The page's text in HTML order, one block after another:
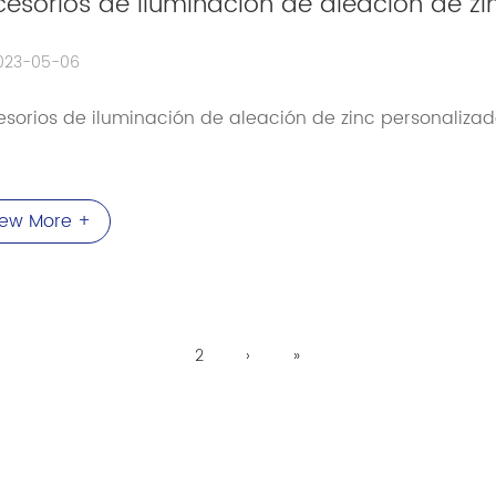
05-06
de iluminación de aleación de zinc
More +
2 › »